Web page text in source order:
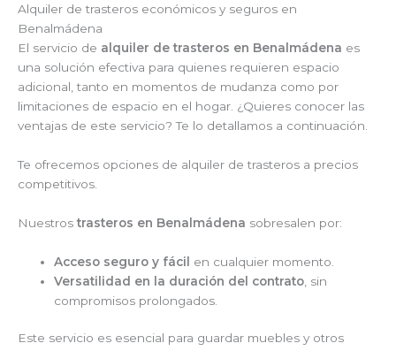
Alquiler de trasteros económicos y seguros en
Benalmádena
El servicio de alquiler de trasteros en Benalmádena es
una solución efectiva para quienes requieren espacio
adicional, tanto en momentos de mudanza como por
limitaciones de espacio en el hogar. ¿Quieres conocer las
ventajas de este servicio? Te lo detallamos a continuación.
Te ofrecemos opciones de alquiler de trasteros a precios
competitivos.
Nuestrostrasteros en Benalmádena sobresalen por:
Acceso seguro y fácil en cualquier momento.
Versatilidad en la duración del contrato , sin
compromisos prolongados.
Este servicio es esencial para guardar muebles y otros